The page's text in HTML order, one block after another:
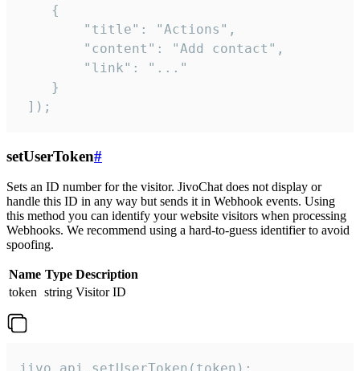
    {
        "title": "Actions",
        "content": "Add contact",
        "link": "..."
    }
]);
setUserToken#
Sets an ID number for the visitor. JivoChat does not display or
handle this ID in any way but sends it in Webhook events. Using
this method you can identify your website visitors when processing
Webhooks. We recommend using a hard-to-guess identifier to avoid
spoofing.
Name Type Description
token string Visitor ID